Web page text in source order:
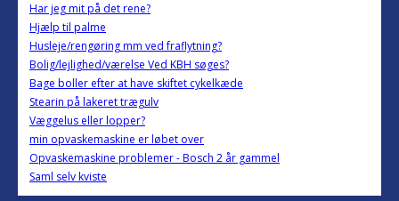
Har jeg mit på det rene?
Hjælp til palme
Husleje/rengøring mm ved fraflytning?
Bolig/lejlighed/værelse Ved KBH søges?
Bage boller efter at have skiftet cykelkæde
Stearin på lakeret trægulv
Væggelus eller lopper?
min opvaskemaskine er løbet over
Opvaskemaskine problemer - Bosch 2 år gammel
Saml selv kviste